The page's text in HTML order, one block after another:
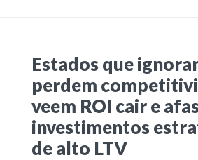
Estados que
perdem
veem ROI cair e
investimentos
de alto LTV